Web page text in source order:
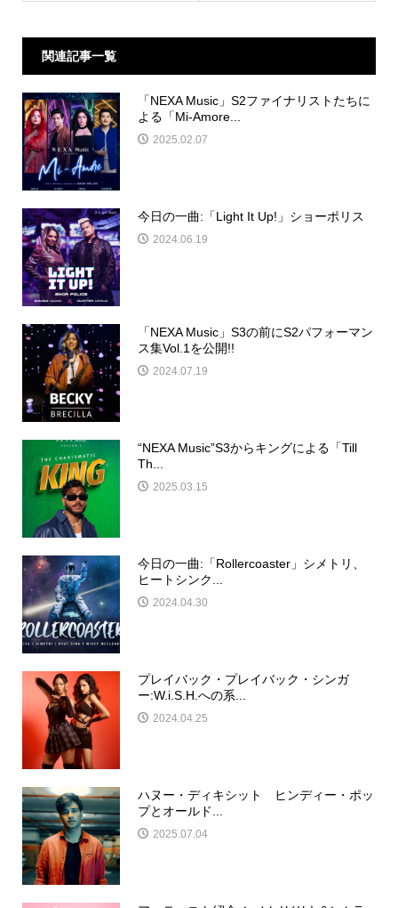
関連記事一覧
「NEXA Music」S2ファイナリストたちに
よる「Mi-Amore...
2025.02.07
今日の一曲:「Light It Up!」ショーポリス
2024.06.19
「NEXA Music」S3の前にS2パフォーマン
ス集Vol.1を公開!!
2024.07.19
“NEXA Music”S3からキングによる「Till
Th...
2025.03.15
今日の一曲:「Rollercoaster」シメトリ、
ヒートシンク...
2024.04.30
プレイバック・プレイバック・シンガ
ー:W.i.S.H.への系...
2024.04.25
ハヌー・ディキシット ヒンディー・ポッ
プとオールド...
2025.07.04